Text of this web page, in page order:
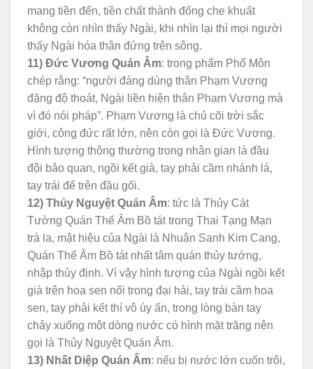
mang tiền đến, tiền chất thành đống che khuất
không còn nhìn thấy Ngài, khi nhìn lại thì mọi người
thấy Ngài hóa thân đứng trên sông.
11) Đức Vương Quán Âm: trong phẩm Phổ Môn
chép rằng: “người đáng dùng thân Phạm Vương
đặng độ thoát, Ngài liền hiện thân Phạm Vương mà
vì đó nói pháp”. Phạm Vương là chủ cõi trời sắc
giới, công đức rất lớn, nên còn gọi là Đức Vương.
Hình tượng thông thường trong nhân gian là đầu
đội bảo quan, ngồi kết già, tay phải cầm nhánh lá,
tay trái để trên đầu gối.
12) Thủy Nguyệt Quán Âm: tức là Thủy Cát
Tường Quán Thế Âm Bồ tát trong Thai Tạng Mạn
trà la, mật hiệu của Ngài là Nhuận Sanh Kim Cang,
Quán Thế Âm Bồ tát nhất tâm quán thủy tướng,
nhập thủy định. Vì vậy hình tượng của Ngài ngồi kết
già trên hoa sen nổi trong đại hải, tay trái cầm hoa
sen, tay phải kết thí vô úy ấn, trong lòng bàn tay
chảy xuống một dòng nước có hình mặt trăng nên
gọi là Thủy Nguyệt Quán Âm.
13) Nhất Diệp Quán Âm: nếu bị nước lớn cuốn trôi,